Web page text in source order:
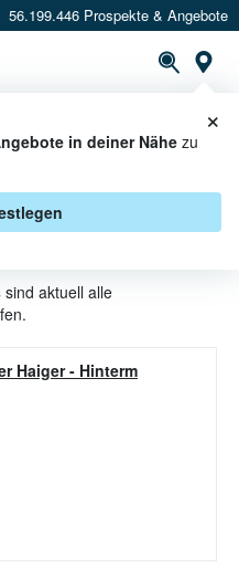
56.199.446 Prospekte & Angebote
in deiner Nähezu
×
ANGEBOTE &
sind aktuell alle
Haiger- Hinterm